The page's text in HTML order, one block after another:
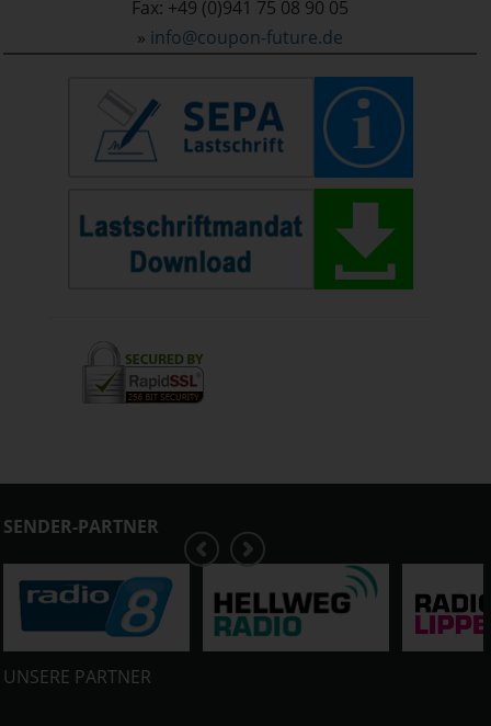
Fax: +49 (0)941 75 08 90 05
» info@coupon-future.de
SENDER-PARTNER
UNSERE PARTNER